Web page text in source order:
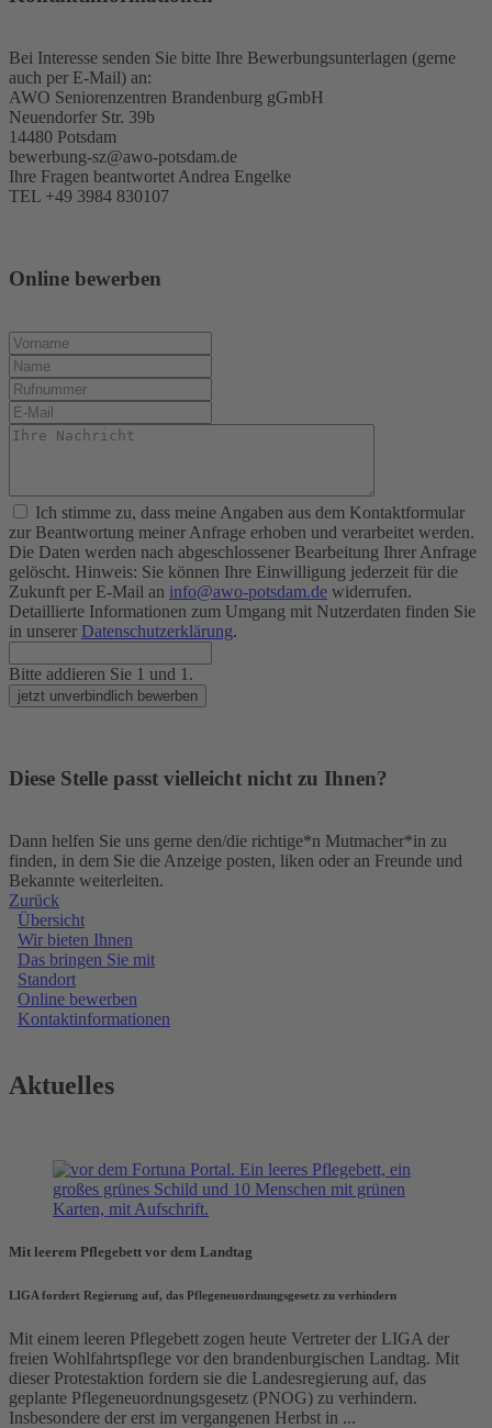
Bei Interesse senden Sie bitte Ihre Bewerbungsunterlagen (gerne
auch per E-Mail) an:
AWO Seniorenzentren Brandenburg gGmbH
Neuendorfer Str. 39b
14480 Potsdam
bewerbung-sz@awo-potsdam.de
Ihre Fragen beantwortet Andrea Engelke
TEL +49 3984 830107
Online bewerben
Ich stimme zu, dass meine Angaben aus dem Kontaktformular
zur Beantwortung meiner Anfrage erhoben und verarbeitet werden.
Die Daten werden nach abgeschlossener Bearbeitung Ihrer Anfrage
gelöscht. Hinweis: Sie können Ihre Einwilligung jederzeit für die
Zukunft per E-Mail an info@awo-potsdam.de widerrufen.
Detaillierte Informationen zum Umgang mit Nutzerdaten finden Sie
in unserer Datenschutzerklärung.
Bitte addieren Sie 1 und 1.
jetzt unverbindlich bewerben
Diese Stelle passt vielleicht nicht zu Ihnen?
Dann helfen Sie uns gerne den/die richtige*n Mutmacher*in zu
finden, in dem Sie die Anzeige posten, liken oder an Freunde und
Bekannte weiterleiten.
Zurück
Übersicht
Wir bieten Ihnen
Das bringen Sie mit
Standort
Online bewerben
Kontaktinformationen
Aktuelles
Mit leerem Pflegebett vor dem Landtag
LIGA fordert Regierung auf, das Pflegeneuordnungsgesetz zu verhindern
Mit einem leeren Pflegebett zogen heute Vertreter der LIGA der
freien Wohlfahrtspflege vor den brandenburgischen Landtag. Mit
dieser Protestaktion fordern sie die Landesregierung auf, das
geplante Pflegeneuordnungsgesetz (PNOG) zu verhindern.
Insbesondere der erst im vergangenen Herbst in ...